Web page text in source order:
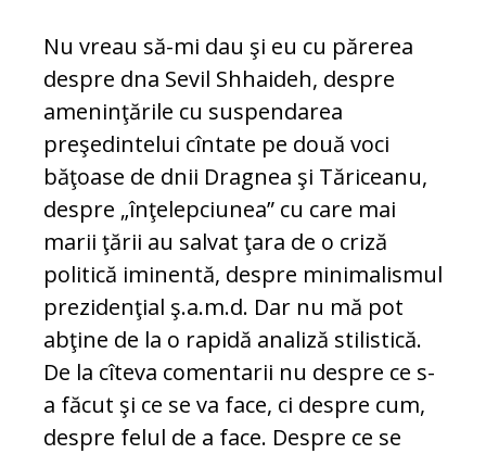
Nu vreau să-mi dau şi eu cu părerea
despre dna Sevil Shhaideh, despre
ameninţările cu suspendarea
preşedintelui cîntate pe două voci
băţoase de dnii Dragnea şi Tăriceanu,
despre „înţelepciunea” cu care mai
marii ţării au salvat ţara de o criză
politică iminentă, despre minimalismul
prezidenţial ş.a.m.d. Dar nu mă pot
abţine de la o rapidă analiză stilistică.
De la cîteva comentarii nu despre ce s-
a făcut şi ce se va face, ci despre cum,
despre felul de a face. Despre ce se